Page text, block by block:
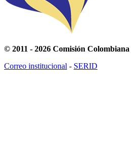
© 2011 - 2026 Comisión
Correo institucional - SERID